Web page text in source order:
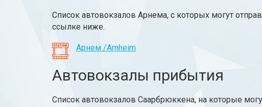
Список автовокзалов Арнема, с которых могут
ссылке ниже.
Арнем /Arnheim
Автовокзалы прибытия
Список автовокзалов Саарбрюккена, на которые